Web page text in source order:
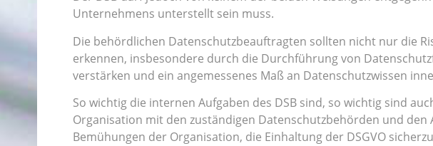
Unternehmens unterstellt sein muss.
Die behördlichen Datenschutzbeauftragten sollten nicht nur die
erkennen, insbesondere durch die Durchführung von
verstärken und ein angemessenes Maß an Datenschutzwissen
So wichtig die internen Aufgaben des DSB sind, so wichtig sind
Organisation mit den zuständigen Datenschutzbehörden und
Bemühungen der Organisation, die Einhaltung der DSGVO